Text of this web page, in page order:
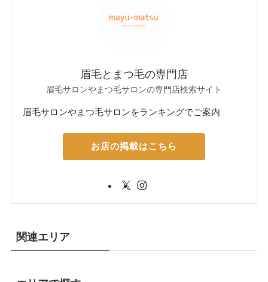
眉毛とまつ毛の専門店
眉毛サロンやまつ毛サロンの専門店検索サイト
眉毛サロンやまつ毛サロンをランキングでご案内
お店の掲載はこちら
関連エリア